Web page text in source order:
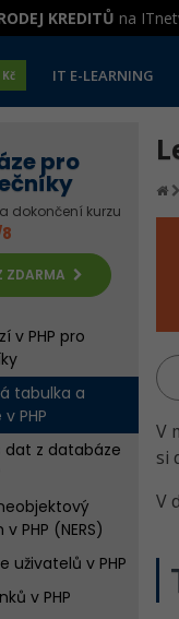
KREDITŮ na
Kč IT E-LEARNING
pro
dokončení kurzu
ZDARMA
v PHP pro
tabulka a
PHP
dat z databáze
PHP (NERS)
uživatelů v PHP
v PHP
V
si
V